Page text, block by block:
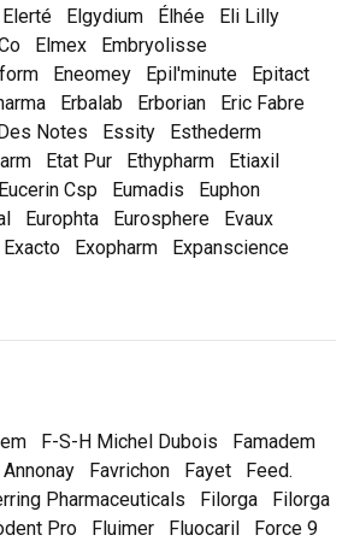
Elerté Elgydium Élhée
Eli Lilly
Elmex
Embryolisse
Eneomey Epil'minute
Epitact
Erbalab Erborian
Eric Fabre
Notes Essity
Esthederm
Etat Pur Ethypharm
Etiaxil
Eucerin Csp Eumadis
Euphon
Europhta Eurosphere
Evaux
Exacto Exopharm
Expanscience
et
F-S-H Michel Dubois
Famadem
Favrichon Fayet
Feed.
Pharmaceuticals Filorga
Filorga
Pro Fluimer Fluocaril
Force 9